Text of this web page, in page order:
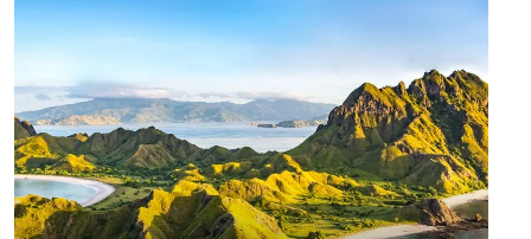
لامبونج
مالوكو
مالوكو الشمالية
نوسا تنقارا الشرقية
نوسا تنقارا الغربية